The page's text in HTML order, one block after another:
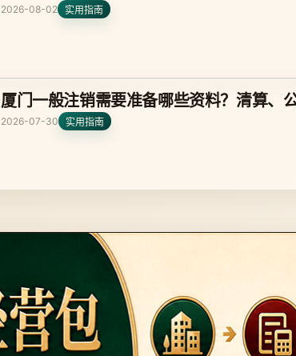
2026-08-02 实用指南
厦门一般注销需要准备哪些资料？清算、
2026-07-30 实用指南